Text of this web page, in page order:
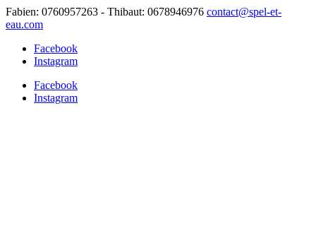
Fabien: 0760957263 - Thibaut: 0678946976 contact@spel-et-
eau.com
Facebook
Instagram
Facebook
Instagram